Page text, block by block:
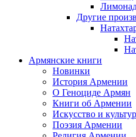
Другие
Армянские книги
Новинки
История Армении
О Геноциде Армян
Книги об Армении
Иcкусство и
Поэзия Армении